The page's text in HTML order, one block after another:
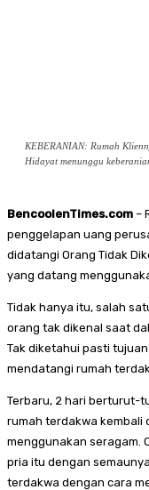
KEBERANIAN: Rumah
Hidayat menunggu
BencoolenTimes.com –
penggelapan uang
didatangi Orang Tidak
yang datang
Tidak hanya itu, salah
orang tak dikenal saat
Tak diketahui pasti
mendatangi rumah
Terbaru, 2 hari berturut-
rumah terdakwa kembali
menggunakan seragam.
pria itu dengan
terdakwa dengan cara